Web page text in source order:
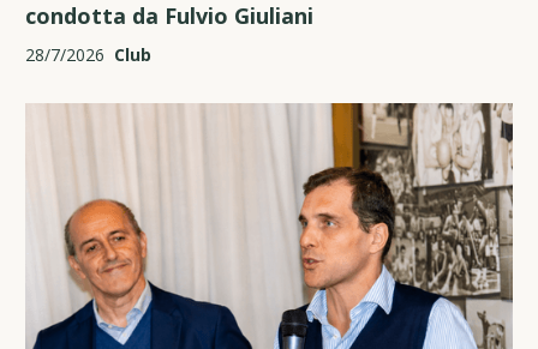
condotta da Fulvio Giuliani
28/7/2026 Club